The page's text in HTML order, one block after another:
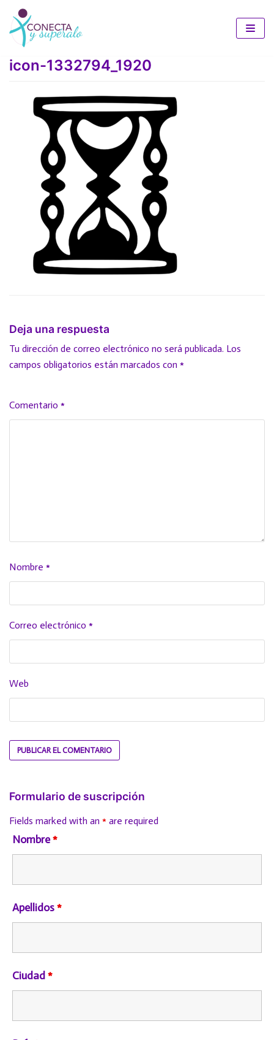
Saltar
contenido
icon-1332794_1920
Deja una respuesta
Tu dirección de correo electrónico no será publicada. Los
campos obligatorios están marcados con *
Comentario *
Nombre *
Correo electrónico *
Web
Formulario de suscripción
Fields marked with an * are required
Nombre*
Apellidos*
Ciudad *